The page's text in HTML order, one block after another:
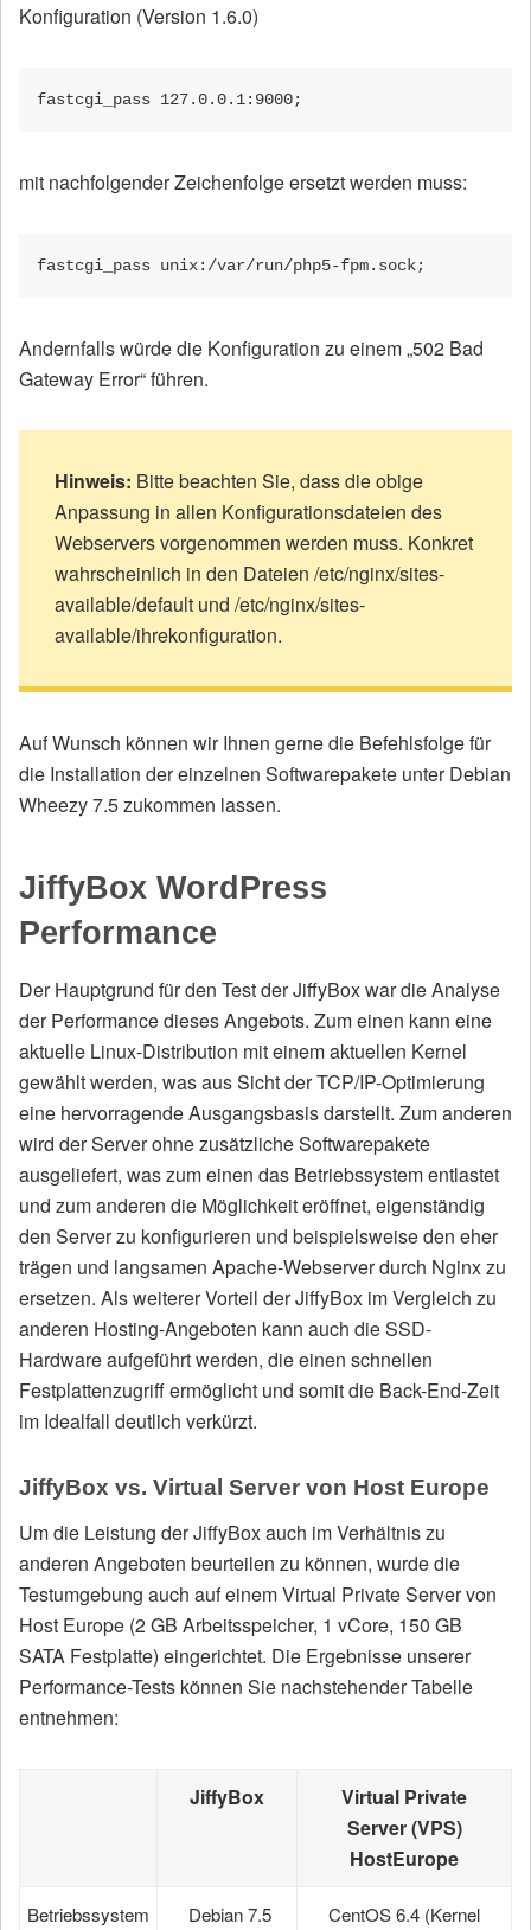
Konfiguration (Version 1.6.0)
fastcgi_pass 127.0.0.1:9000;
mit nachfolgender Zeichenfolge ersetzt werden muss:
fastcgi_pass unix:/var/run/php5-fpm.sock;
Andernfalls würde die Konfiguration zu einem „502 Bad
Gateway Error“ führen.
Hinweis: Bitte beachten Sie, dass die obige
Anpassung in allen Konfigurationsdateien des
Webservers vorgenommen werden muss. Konkret
wahrscheinlich in den Dateien /etc/nginx/sites-
available/default und /etc/nginx/sites-
available/ihrekonfiguration.
Auf Wunsch können wir Ihnen gerne die Befehlsfolge für
die Installation der einzelnen Softwarepakete unter Debian
Wheezy 7.5 zukommen lassen.
JiffyBox WordPress
Performance
Der Hauptgrund für den Test der JiffyBox war die Analyse
der Performance dieses Angebots. Zum einen kann eine
aktuelle Linux-Distribution mit einem aktuellen Kernel
gewählt werden, was aus Sicht der TCP/IP-Optimierung
eine hervorragende Ausgangsbasis darstellt. Zum anderen
wird der Server ohne zusätzliche Softwarepakete
ausgeliefert, was zum einen das Betriebssystem entlastet
und zum anderen die Möglichkeit eröffnet, eigenständig
den Server zu konfigurieren und beispielsweise den eher
trägen und langsamen Apache-Webserver durch Nginx zu
ersetzen. Als weiterer Vorteil der JiffyBox im Vergleich zu
anderen Hosting-Angeboten kann auch die SSD-
Hardware aufgeführt werden, die einen schnellen
Festplattenzugriff ermöglicht und somit die Back-End-Zeit
im Idealfall deutlich verkürzt.
JiffyBox vs. Virtual Server von Host Europe
Um die Leistung der JiffyBox auch im Verhältnis zu
anderen Angeboten beurteilen zu können, wurde die
Testumgebung auch auf einem Virtual Private Server von
Host Europe (2 GB Arbeitsspeicher, 1 vCore, 150 GB
SATA Festplatte) eingerichtet. Die Ergebnisse unserer
Performance-Tests können Sie nachstehender Tabelle
entnehmen:
JiffyBox
Virtual Private
Server (VPS)
HostEurope
Betriebssystem Debian 7.5 CentOS 6.4 (Kernel